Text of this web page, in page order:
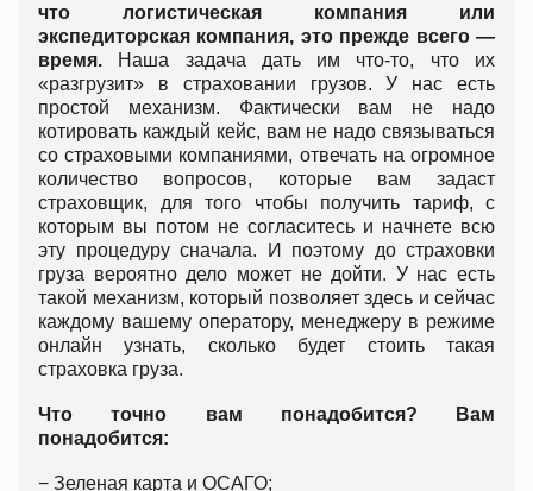
что логистическая компания или
экспедиторская компания, это прежде всего —
время. Наша задача дать им что-то, что их
«разгрузит» в страховании грузов. У нас есть
простой механизм. Фактически вам не надо
котировать каждый кейс, вам не надо связываться
со страховыми компаниями, отвечать на огромное
количество вопросов, которые вам задаст
страховщик, для того чтобы получить тариф, с
которым вы потом не согласитесь и начнете всю
эту процедуру сначала. И поэтому до страховки
груза вероятно дело может не дойти. У нас есть
такой механизм, который позволяет здесь и сейчас
каждому вашему оператору, менеджеру в режиме
онлайн узнать, сколько будет стоить такая
страховка груза.
Что точно вам понадобится? Вам
понадобится:
− Зеленая карта и ОСАГО;